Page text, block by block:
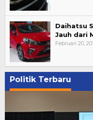
Daihatsu
Jauh dari
Februari 20,
Politik Terbaru